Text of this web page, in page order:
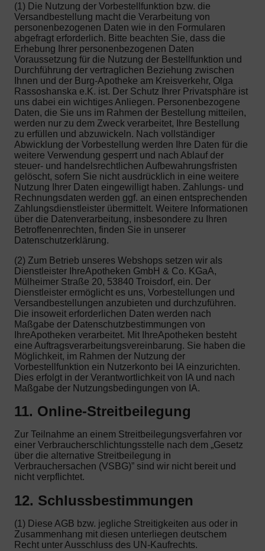
(1) Die Nutzung der Vorbestellfunktion bzw. die
Versandbestellung macht die Verarbeitung von
personenbezogenen Daten wie in den Formularen
abgefragt erforderlich. Bitte beachten Sie, dass die
Erhebung Ihrer personenbezogenen Daten
Voraussetzung für die Nutzung der Bestellfunktion und
Durchführung der vertraglichen Beziehung zwischen
Ihnen und der Burg-Apotheke am Kreisverkehr, Olga
Rassoshanska e.K. ist. Der Schutz Ihrer Privatsphäre ist
uns dabei ein wichtiges Anliegen. Personenbezogene
Daten, die Sie uns im Rahmen der Bestellung mitteilen,
werden nur zu dem Zweck verarbeitet, Ihre Bestellung
zu erfüllen und abzuwickeln. Nach vollständiger
Abwicklung der Vorbestellung werden Ihre Daten für die
weitere Verwendung gesperrt und nach Ablauf der
steuer- und handelsrechtlichen Aufbewahrungsfristen
gelöscht, sofern Sie nicht ausdrücklich in eine weitere
Nutzung Ihrer Daten eingewilligt haben. Zahlungs- und
Rechnungsdaten werden ggf. an einen entsprechenden
Zahlungsdienstleister übermittelt. Weitere Informationen
über die Datenverarbeitung, insbesondere zu Ihren
Betroffenenrechten, finden Sie in unserer
Datenschutzerklärung.
(2) Zum Betrieb unseres Webshops setzen wir als
Dienstleister IhreApotheken GmbH & Co. KGaA,
Mülheimer Straße 20, 53840 Troisdorf, ein. Der
Dienstleister ermöglicht es uns, Vorbestellungen und
Versandbestellungen anzubieten und durchzuführen.
Die insoweit erforderlichen Daten werden nach
Maßgabe der Datenschutzbestimmungen von
IhreApotheken verarbeitet. Mit IhreApotheken besteht
eine Auftragsverarbeitungsvereinbarung. Sie haben die
Möglichkeit, im Rahmen der Nutzung der
Vorbestellfunktion ein Nutzerkonto bei IA einzurichten.
Dies erfolgt in der Verantwortlichkeit von IA und nach
Maßgabe der Nutzungsbedingungen von IA.
11. Online-Streitbeilegung
Zur Teilnahme an einem Streitbeilegungsverfahren vor
einer Verbraucherschlichtungsstelle nach dem „Gesetz
über die alternative Streitbeilegung in
Verbrauchersachen (VSBG)” sind wir nicht bereit und
nicht verpflichtet.
12. Schlussbestimmungen
(1) Diese AGB bzw. jegliche Streitigkeiten aus oder in
Zusammenhang mit diesen unterliegen deutschem
Recht unter Ausschluss des UN-Kaufrechts.